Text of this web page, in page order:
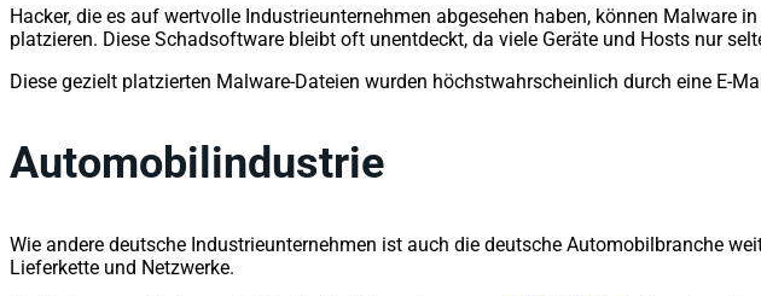
Hacker, die es auf wertvolle Industrieunternehmen abgesehen haben, können
platzieren. Diese Schadsoftware bleibt oft unentdeckt, da viele Geräte und Hosts nur
Diese gezielt platzierten Malware-Dateien wurden höchstwahrscheinlich durch eine E-
Automobilindustrie
Wie andere deutsche Industrieunternehmen ist auch die deutsche Automobilbranche
Lieferkette und Netzwerke.